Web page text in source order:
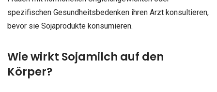
spezifischen Gesundheitsbedenken ihren Arzt konsultieren,
bevor sie Sojaprodukte konsumieren.
Wie wirkt Sojamilch auf den
Körper?